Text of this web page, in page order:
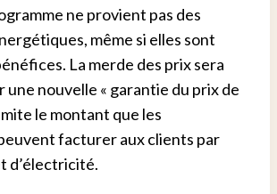
ne provient pas des
même si elles sont
La merde des prix sera
une nouvelle « garantie du prix de
le montant que les
facturer aux clients par
d’électricité.